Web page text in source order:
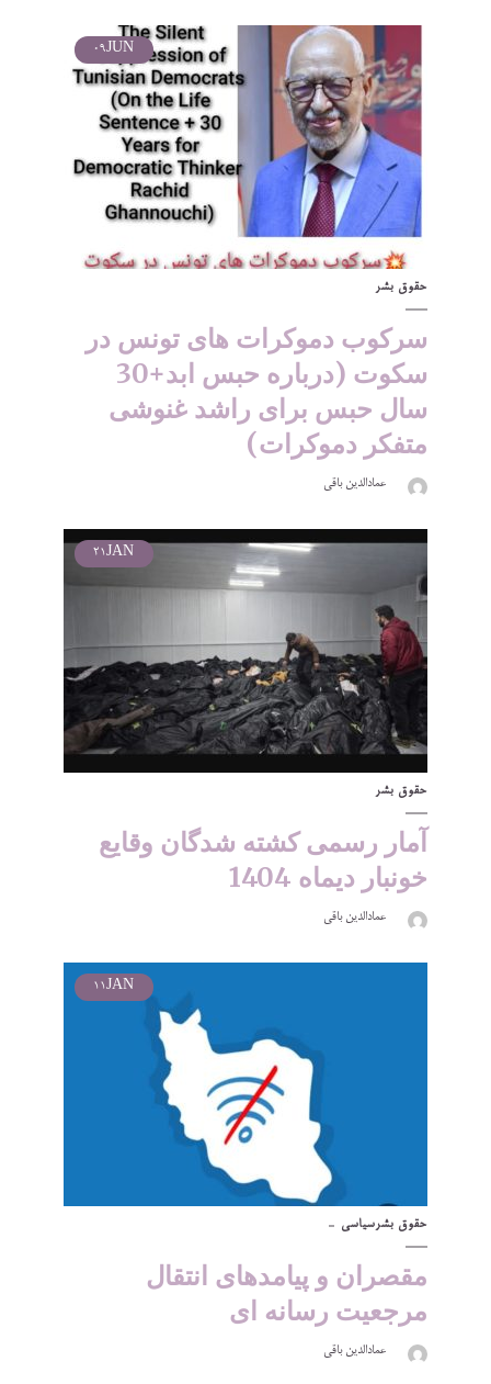
JUN
09
حقوق بشر
سرکوب دموکرات های تونس در
سکوت (درباره حبس ابد+30
سال حبس برای راشد غنوشی
متفکر دموکرات)
عمادالدین باقی
JAN
21
حقوق بشر
آمار رسمی کشته شدگان وقایع
خونبار دیماه 1404
عمادالدین باقی
JAN
11
حقوق بشرسیاسی
مقصران و پیامدهای انتقال
مرجعیت رسانه ای
عمادالدین باقی